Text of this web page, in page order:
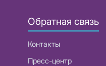
Обратная связь
Контакты
Пресс-центр